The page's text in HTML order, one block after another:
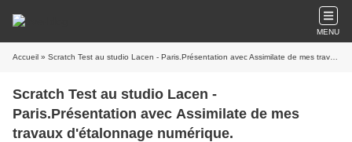
MENU
Accueil » Scratch Test au studio Lacen - Paris.Présentation avec Assimilate de mes travaux d'étalonnage numérique.
Scratch Test au studio Lacen -
Paris.Présentation avec Assimilate de mes
travaux d'étalonnage numérique.